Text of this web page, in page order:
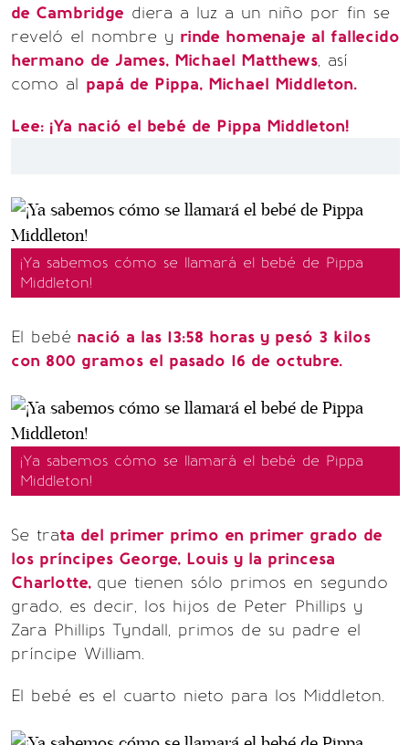
de Cambridge diera a luz a un niño por fin se
reveló el nombre y rinde homenaje al fallecido
hermano de James, Michael Matthews, así
como al papá de Pippa, Michael Middleton.
Lee: ¡Ya nació el bebé de Pippa Middleton!
¡Ya sabemos cómo se llamará el bebé de Pippa
Middleton!
El bebé nació a las 13:58 horas y pesó 3 kilos
con 800 gramos el pasado 16 de octubre.
¡Ya sabemos cómo se llamará el bebé de Pippa
Middleton!
Se trata del primer primo en primer grado de
los príncipes George, Louis y la princesa
Charlotte, que tienen sólo primos en segundo
grado, es decir, los hijos de Peter Phillips y
Zara Phillips Tyndall, primos de su padre el
príncipe William.
El bebé es el cuarto nieto para los Middleton.